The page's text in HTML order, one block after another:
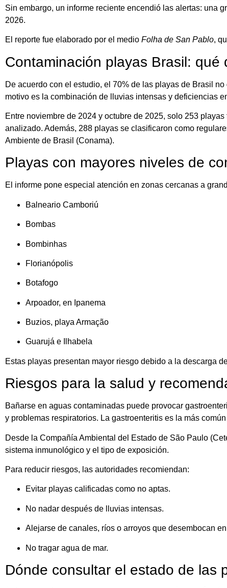
Sin embargo, un informe reciente encendió las alertas: una
2026.
El reporte fue elaborado por el medio Folha de San Pablo,
Contaminación playas Brasil: qué
De acuerdo con el estudio, el 70% de las playas de Brasil
motivo es la combinación de lluvias intensas y deficiencias
Entre noviembre de 2024 y octubre de 2025, solo 253
analizado. Además, 288 playas se clasificaron como
Ambiente de Brasil (Conama).
Playas con mayores niveles de
El informe pone especial atención en zonas cercanas a
Balneario Camboriú
Bombas
Bombinhas
Florianópolis
Botafogo
Arpoador, en Ipanema
Buzios, playa Armação
Guarujá e Ilhabela
Estas playas presentan mayor riesgo debido a la descarga
Riesgos para la salud y
Bañarse en aguas contaminadas puede provocar
y problemas respiratorios. La gastroenteritis es la más
Desde la Compañía Ambiental del Estado de São Paulo
sistema inmunológico y el tipo de exposición.
Para reducir riesgos, las autoridades recomiendan:
Evitar playas calificadas como no aptas.
No nadar después de lluvias intensas.
Alejarse de canales, ríos o arroyos que desembocan en
No tragar agua de mar.
Dónde consultar el estado de las